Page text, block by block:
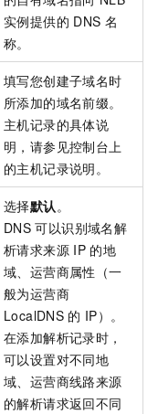
实例提供的 DNS 名
称。
填写您创建子域名时
所添加的域名前缀。
主机记录的具体说
明，请参见控制台上
的主机记录说明。
选择默认。
DNS 可以识别域名解
析请求来源 IP 的地
域、运营商属性（一
般为运营商
LocalDNS 的 IP）。
在添加解析记录时，
可以设置对不同地
域、运营商线路来源
的解析请求返回不同